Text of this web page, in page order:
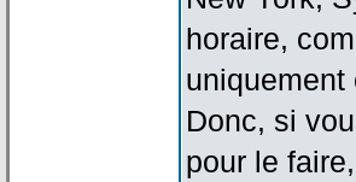
horaire,
uniquement
Donc, si
pour le